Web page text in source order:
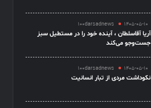
100darsadnews 1405-05-10
آریا آقاسلطان ، آینده خود را در مستطیل سبز
جست‌وجو می‌کند
100darsadnews 1405-05-10
نکوداشت مردی از تبار انسانیت